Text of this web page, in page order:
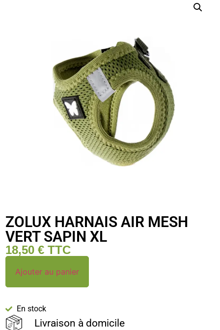
ZOLUX HARNAIS AIR MESH
VERT SAPIN XL
18,50€ TTC
Ajouter au panier
En stock
Livraison à domicile